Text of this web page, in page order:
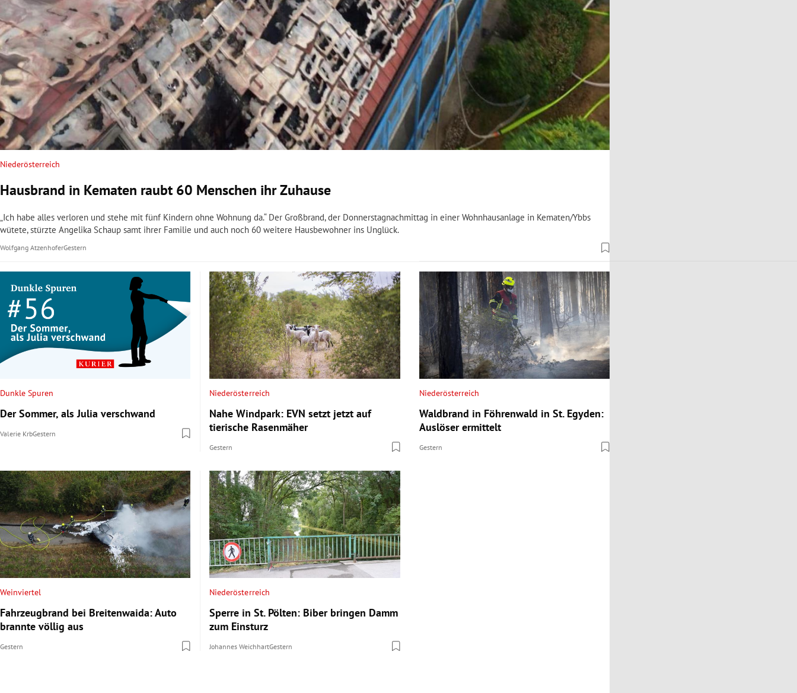
Untermenü
Untermenü
Untermenü
Untermenü
Untermenü
Untermenü
Untermenü
Niederösterreich
Hausbrand in Kematen raubt 60 Menschen ihr Zuhause
„Ich habe alles verloren und stehe mit fünf Kindern ohne Wohnung da.“ Der Großbrand, der Donnerstagnachmittag in einer Wohnhausanlage in Kematen/Ybbs
wütete, stürzte Angelika Schaup samt ihrer Familie und auch noch 60 weitere Hausbewohner ins Unglück.
Wolfgang AtzenhoferGestern
Dunkle Spuren
Der Sommer, als Julia verschwand
Valerie KrbGestern
Niederösterreich
Nahe Windpark: EVN setzt jetzt auf
tierische Rasenmäher
Gestern
Niederösterreich
Waldbrand in Föhrenwald in St. Egyden:
Auslöser ermittelt
Gestern
Weinviertel
Fahrzeugbrand bei Breitenwaida: Auto
brannte völlig aus
Gestern
Niederösterreich
Sperre in St. Pölten: Biber bringen Damm
zum Einsturz
Johannes WeichhartGestern